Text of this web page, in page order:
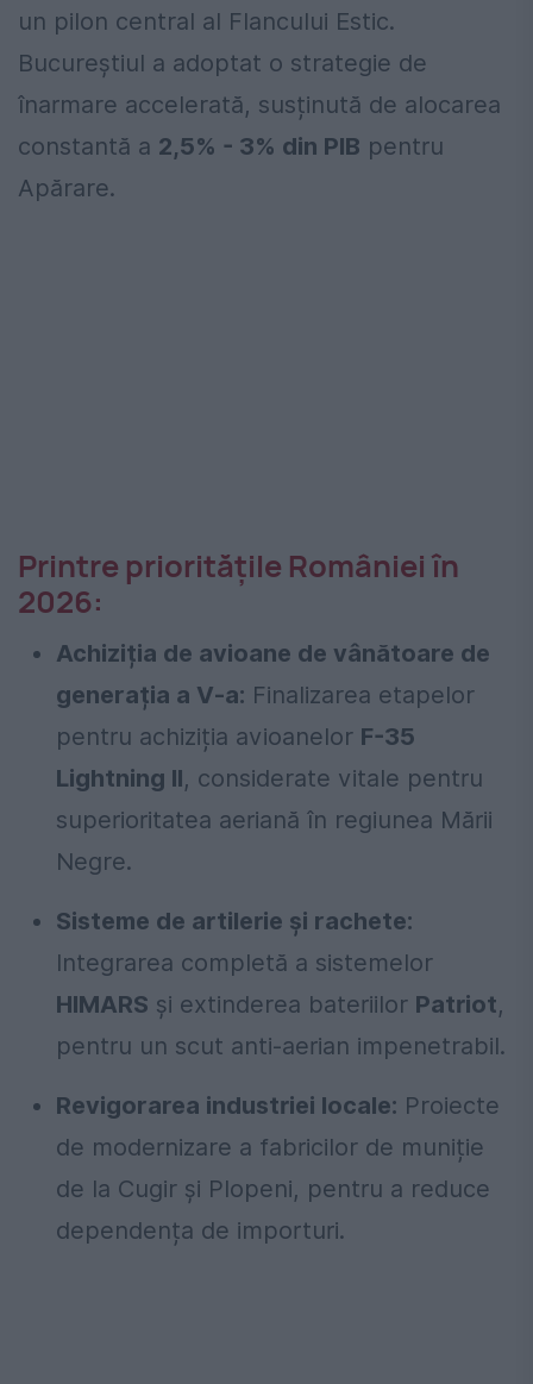
un pilon central al Flancului Estic.
Bucureștiul a adoptat o strategie de
înarmare accelerată, susținută de alocarea
constantă a 2,5% - 3% din PIB pentru
Apărare.
Printre prioritățile României în
2026:
Achiziția de avioane de vânătoare de
generația a V-a: Finalizarea etapelor
pentru achiziția avioanelor F-35
Lightning II, considerate vitale pentru
superioritatea aeriană în regiunea Mării
Negre.
Sisteme de artilerie și rachete:
Integrarea completă a sistemelor
HIMARS și extinderea bateriilor Patriot,
pentru un scut anti-aerian impenetrabil.
Revigorarea industriei locale: Proiecte
de modernizare a fabricilor de muniție
de la Cugir și Plopeni, pentru a reduce
dependența de importuri.